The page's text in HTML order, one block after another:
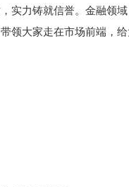
实力铸就信誉。金融领
领大家走在市场前端，